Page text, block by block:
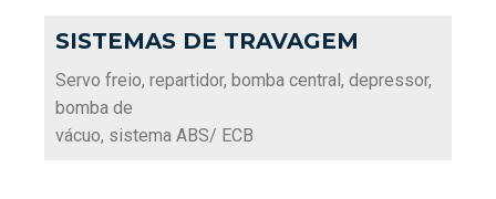
SISTEMAS DE TRAVAGEM
Servo freio, repartidor, bomba central, depressor,
bomba de
vácuo, sistema ABS/ ECB